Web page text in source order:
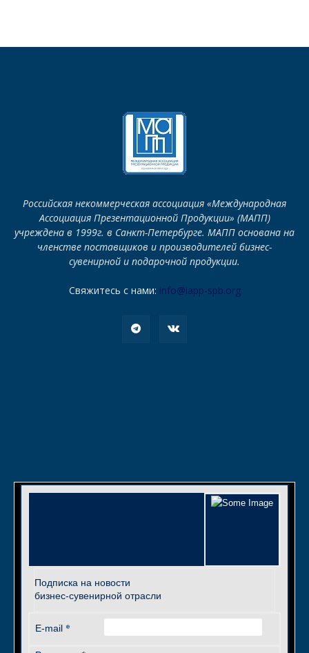
Российская некоммерческая ассоциация «Международная
Ассоциация Презентационной Продукции» (МАПП)
учреждена в 1999г. в Санкт-Петербурге. МАПП основана на
членстве поставщиков и производителей бизнес-
сувенирной и подарочной продукции.
Свяжитесь с нами: info@iapp-spb.org
Подписка на новости
бизнес-сувенирной отрасли
E-mail *